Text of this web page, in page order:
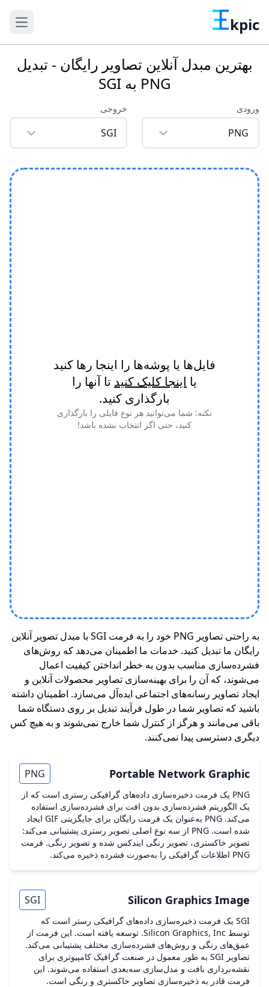
kpic
بهترین مبدل آنلاین تصاویر رایگان - تبدیل
PNG به SGI
ورودی
PNG
خروجی
SGI
فایل‌ها یا پوشه‌ها را اینجا رها کنید
یا اینجا کلیک کنید تا آنها را
بارگذاری کنید.
نکته: شما می‌توانید هر نوع فایلی را بارگذاری
کنید، حتی اگر انتخاب نشده باشد!
به راحتی تصاویر PNG خود را به فرمت SGI با مبدل تصویر آنلاین
رایگان ما تبدیل کنید. خدمات ما اطمینان می‌دهد که روش‌های
فشرده‌سازی مناسب بدون به خطر انداختن کیفیت اعمال
می‌شوند، که آن را برای بهینه‌سازی تصاویر محصولات آنلاین و
ایجاد تصاویر رسانه‌های اجتماعی ایده‌آل می‌سازد. اطمینان داشته
باشید که تصاویر شما در طول فرآیند تبدیل بر روی دستگاه شما
باقی می‌مانند و هرگز از کنترل شما خارج نمی‌شوند و به هیچ کس
دیگری دسترسی پیدا نمی‌کنند.
Portable Network Graphic
PNG
PNG یک فرمت ذخیره‌سازی داده‌های گرافیکی رستری است که از
یک الگوریتم فشرده‌سازی بدون افت برای فشرده‌سازی استفاده
می‌کند. PNG به‌عنوان یک فرمت رایگان برای جایگزینی GIF ایجاد
شده است. PNG از سه نوع اصلی تصویر رستری پشتیبانی می‌کند:
تصویر خاکستری، تصویر رنگی ایندکس شده و تصویر رنگی. فرمت
PNG اطلاعات گرافیکی را به‌صورت فشرده ذخیره می‌کند.
Silicon Graphics Image
SGI
SGI یک فرمت ذخیره‌سازی داده‌های گرافیکی رستر است که
توسط Silicon Graphics, Inc. توسعه یافته است. این فرمت از
عمق‌های رنگی و روش‌های فشرده‌سازی مختلف پشتیبانی می‌کند.
تصاویر SGI به طور معمول در صنعت گرافیک کامپیوتری برای
نقشه‌برداری بافت و مدل‌سازی سه‌بعدی استفاده می‌شوند. این
فرمت قادر به ذخیره‌سازی تصاویر خاکستری و رنگی است.